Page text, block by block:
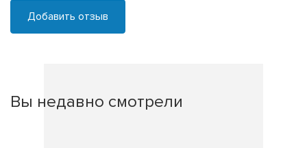
Добавить отзыв
Вы недавно смотрели